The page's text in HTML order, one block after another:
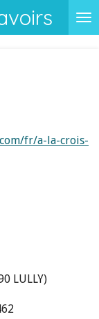
fr/a-la-crois-
LULLY)